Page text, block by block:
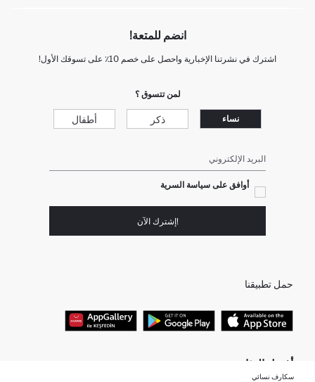
سكارف نسائي
انضم للمتعة!
اشترك في نشرتنا الإخبارية واحصل على خصم 10٪ على تسوقك الأول!
لمن تتسوق ؟
نساء ذكر أطفال
البريد الإلكتروني
أوافق على سياسة السرية
!إشترك الآن
حمل تطبيقنا
أفضل الفئات